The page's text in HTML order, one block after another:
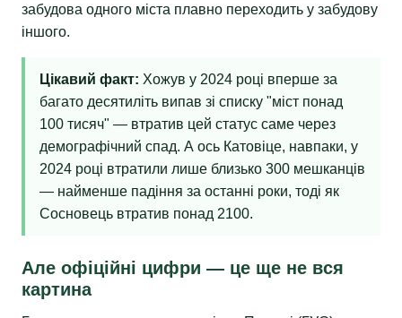
забудова одного міста плавно переходить у забудову
іншого.
Цікавий факт: Хожув у 2024 році вперше за
багато десятиліть випав зі списку "міст понад
100 тисяч" — втратив цей статус саме через
демографічний спад. А ось Катовіце, навпаки, у
2024 році втратили лише близько 300 мешканців
— найменше падіння за останні роки, тоді як
Сосновець втратив понад 2100.
Але офіційні цифри — це ще не вся
картина